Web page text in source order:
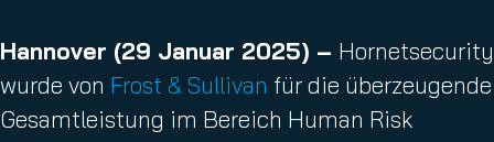
Hannover (29 Januar 2025) – Hornetsecurity
wurde von Frost & Sullivan für die überzeugende
Gesamtleistung im Bereich Human Risk